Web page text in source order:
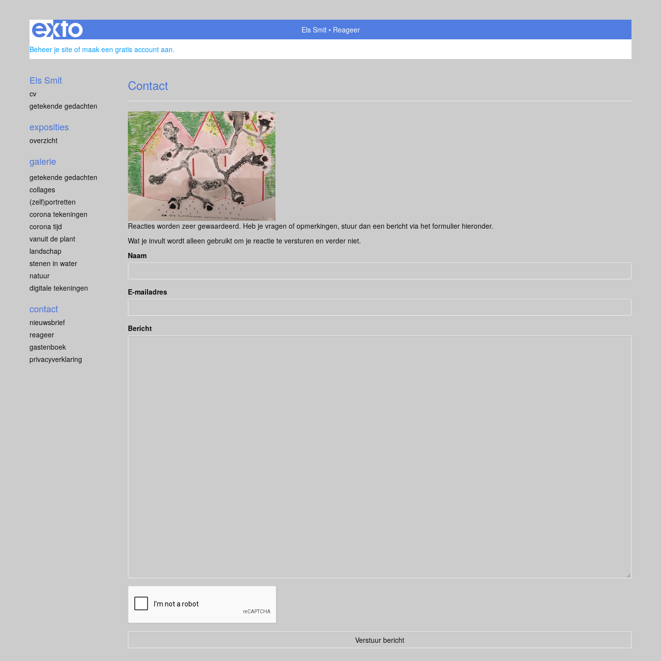
Els Smit
Reageer
Beheer je site of maak een gratis account aan.
Contact
Reacties worden zeer gewaardeerd. Heb je vragen of opmerkingen, stuur dan een bericht via het formulier hieronder.
Wat je invult wordt alleen gebruikt om je reactie te versturen en verder niet.
Naam
E-mailadres
Bericht
Els Smit
cv
getekende gedachten
exposities
overzicht
galerie
getekende gedachten
collages
(zelf)portretten
corona tekeningen
corona tijd
vanuit de plant
landschap
stenen in water
natuur
digitale tekeningen
contact
nieuwsbrief
reageer
gastenboek
privacyverklaring